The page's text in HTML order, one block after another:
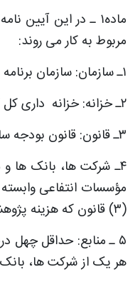
ماده۱ ـ در این
مربوط به کار می روند:
۱ـ سازمان: سازمان برنامه و بودجه کشور .
۲ـ خزانه: خزانه داری کل کشور .
۳ـ قانون: قانون بودجه سال ۱۳۹۹ کل کشور .
۴ـ شرکت ها، بانک ها
مؤسسات انتفاعی
(۳) قانون که هزینه پژوهشی برای آنها منظور شده است .
هر یک از شرکت ها،